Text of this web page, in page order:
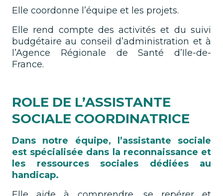
Elle coordonne l’équipe et les projets.
Elle rend compte des activités et du suivi
budgétaire au conseil d’administration et à
l’Agence Régionale de Santé d’Ile-de-
France.
ROLE DE L’ASSISTANTE
SOCIALE COORDINATRICE
Dans notre équipe, l’assistante sociale
est spécialisée dans la reconnaissance et
les ressources sociales dédiées au
handicap.